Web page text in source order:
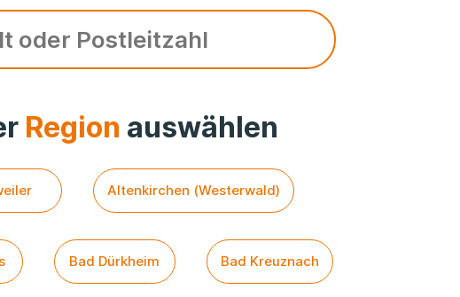
Region auswählen
Altenkirchen (Westerwald)
Bad Dürkheim Bad Kreuznach